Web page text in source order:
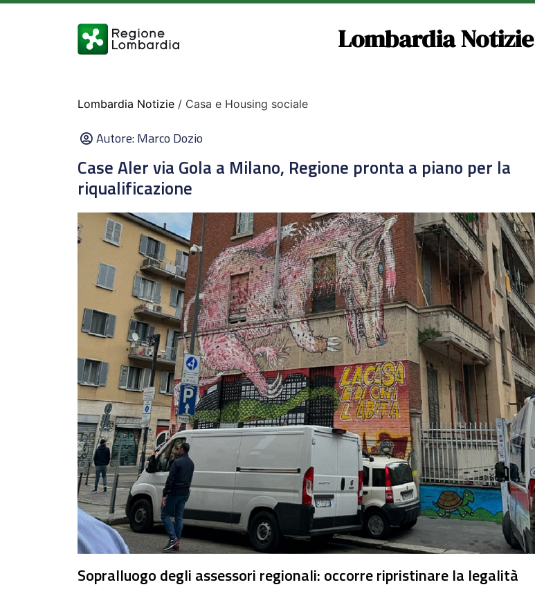
Lombardia Notizie
Lombardia Notizie / Casa e Housing sociale
Autore:Marco Dozio
Case Aler via Gola a Milano, Regione pronta a piano per la
riqualificazione
Sopralluogo degli assessori regionali: occorre ripristinare la legalità